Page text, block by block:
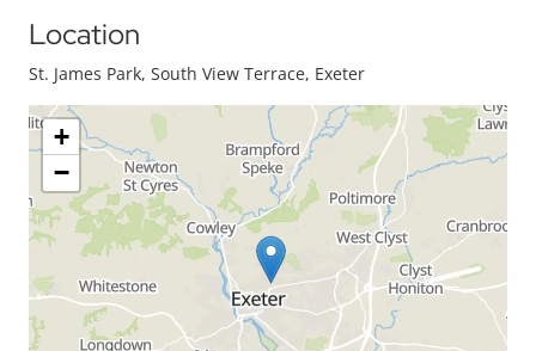
Location
St. James Park, South View Terrace, Exeter
+
−